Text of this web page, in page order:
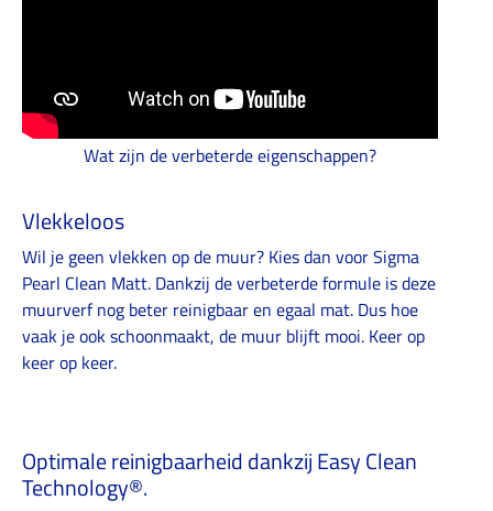
Wat zijn de verbeterde eigenschappen?
Vlekkeloos
Wil je geen vlekken op de muur? Kies dan voor Sigma
Pearl Clean Matt. Dankzij de verbeterde formule is deze
muurverf nog beter reinigbaar en egaal mat. Dus hoe
vaak je ook schoonmaakt, de muur blijft mooi. Keer op
keer op keer.
Optimale reinigbaarheid dankzij Easy Clean
Technology®.